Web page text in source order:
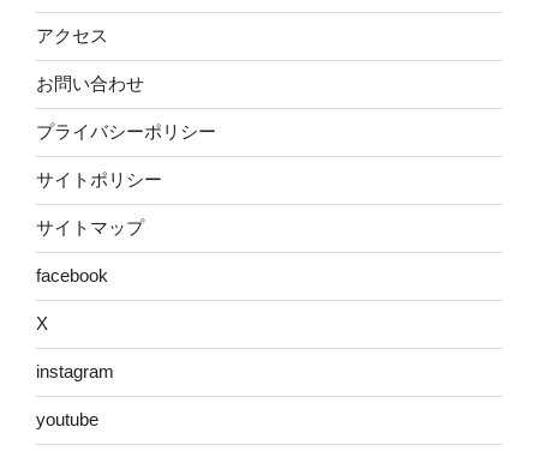
アクセス
お問い合わせ
プライバシーポリシー
サイトポリシー
サイトマップ
facebook
X
instagram
youtube